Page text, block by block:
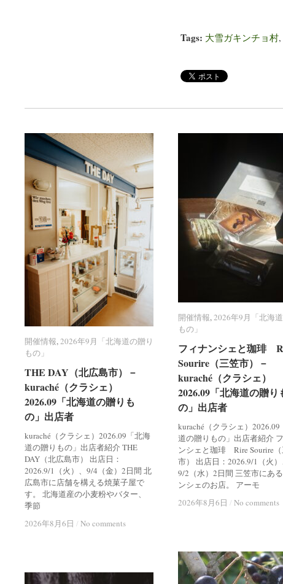
Tags: 大雪ガキンチョ村,
開催情報,2026年9月「北海道の贈り
もの」
THE DAY（北広島市）－
kuraché（クラシェ）
2026.09「北海道の贈りも
の」出店者
kuraché（クラシェ）2026.09「北海
道の贈りもの」出店者紹介 THE
DAY（北広島市） 出店日：
2026.9/1（火）、9/4（金）2日間 北
広島市に店舗を構える焼菓子屋で
す。 北海道産の小麦粉やバター、
季節
2026年8月6日 / No comments
開催情報 2026年9月「北海道の贈り
もの」
THE DAY（北広島市）－
kuraché（クラシェ）
2026.09「北海道の贈りも
の」出店者
2026年8月6日 / No comments
開催情報,2026年9月「北海
もの」
フィナンシェと珈琲
Sourire（三笠市）－
kuraché（クラシェ）
2026.09「北海道の贈り
の」出店者
kuraché（クラシェ）2026.09
道の贈りもの」出店者紹介
ンシェと珈琲 Rire Sourire
市） 出店日：2026.9/1（火）
9/2（水）2日間 三笠市にあ
ンシェのお店。 アーモ
2026年8月6日 / No comments
開催情報 2026年9月「北海
もの」
フィナンシェと珈琲
Sourire（三笠市）－
kuraché（クラシェ）
2026.09「北海道の贈り
の」出店者
2026年8月6日 / No comments